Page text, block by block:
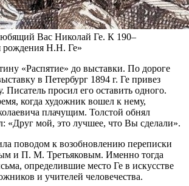
Вас Николай Ге. К 190–
рождения Н.Н. Ге»
«Распятие» до выставки. По дороге
в Петербург 1894 г. Ге привез
Писатель просил его оставить одного.
когда художник вошел к нему,
плачущим. Толстой обнял
«Друг мой, это лучшее, что Вы сделали».
поводом к возобновлению переписки
и П. М. Третьяковым. Именно тогда
определившие место Ге в искусстве
и учителей человечества.